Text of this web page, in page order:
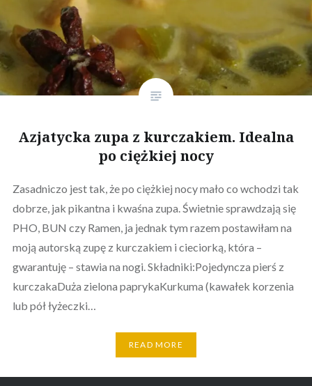
Azjatycka zupa z kurczakiem. Idealna
po ciężkiej nocy
Zasadniczo jest tak, że po ciężkiej nocy mało co wchodzi tak
dobrze, jak pikantna i kwaśna zupa. Świetnie sprawdzają się
PHO, BUN czy Ramen, ja jednak tym razem postawiłam na
moją autorską zupę z kurczakiem i cieciorką, która –
gwarantuję – stawia na nogi. Składniki:Pojedyncza pierś z
kurczakaDuża zielona paprykaKurkuma (kawałek korzenia
lub pół łyżeczki…
READ MORE